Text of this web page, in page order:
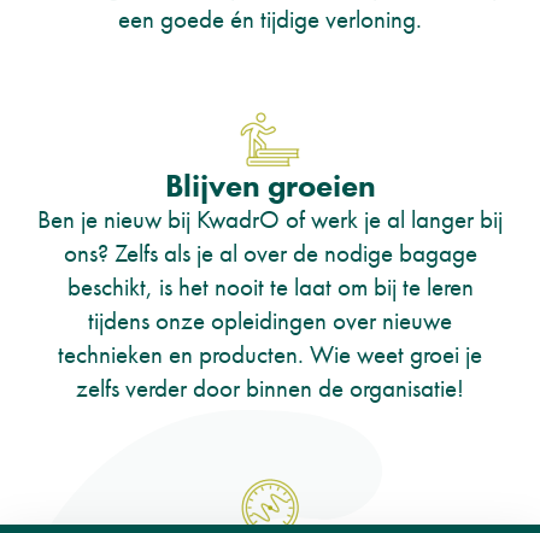
een goede én tijdige verloning.
Blijven groeien
Ben je nieuw bij KwadrO of werk je al langer bij
ons? Zelfs als je al over de nodige bagage
beschikt, is het nooit te laat om bij te leren
tijdens onze opleidingen over nieuwe
technieken en producten. Wie weet groei je
zelfs verder door binnen de organisatie!